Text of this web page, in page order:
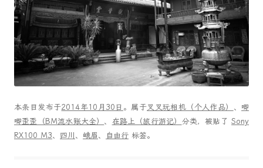
本条目发布于2014年10月30日 。属于叉叉玩相机（个人作品） 、 唧
唧歪歪（BM流水账大全） 、 在路上（旅行游记） 分类，被贴了Sony
RX100 M3、 四川 、 峨眉 、 自由行 标签。